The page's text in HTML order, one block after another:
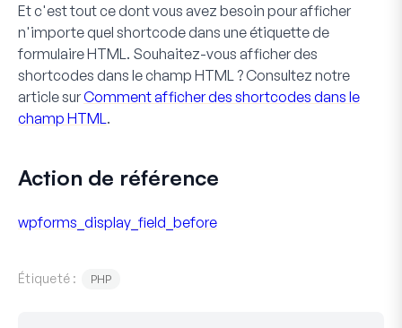
Et c'est tout ce dont vous avez besoin pour afficher
n'importe quel shortcode dans une étiquette de
formulaireHTML . Souhaitez-vous afficher des
shortcodes dans le champ HTML ? Consultez notre
article surComment afficher des shortcodes dans le
champ HTML .
Action de référence
wpforms_display_field_before
Étiqueté : PHP